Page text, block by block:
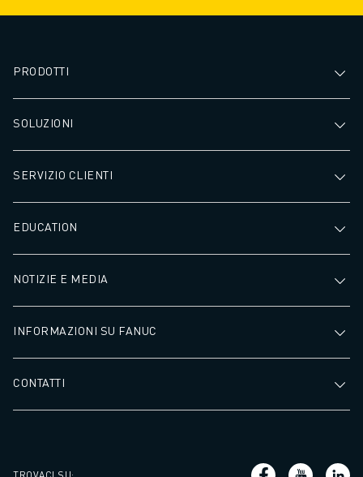
PRODOTTI
SOLUZIONI
SERVIZIO CLIENTI
EDUCATION
NOTIZIE E MEDIA
INFORMAZIONI SU FANUC
CONTATTI